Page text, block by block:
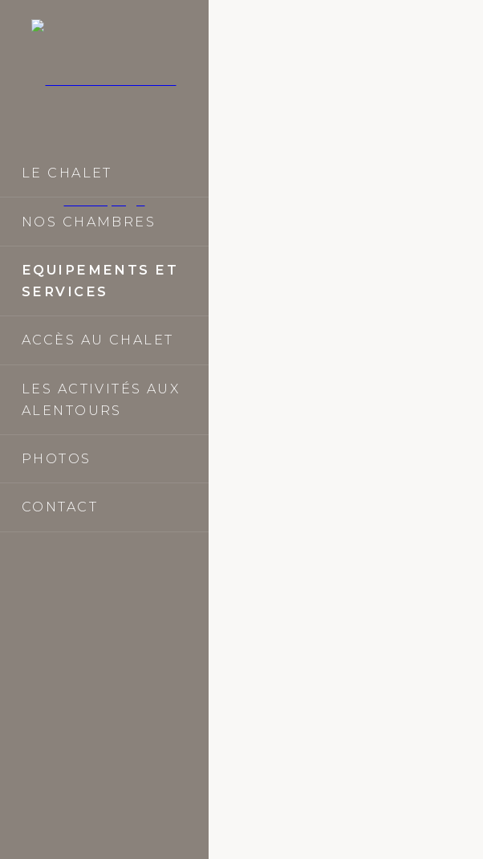
LE CHALET
NOS CHAMBRES
EQUIPEMENTS ET
SERVICES
ACCÈS AU CHALET
LES ACTIVITÉS AUX
ALENTOURS
PHOTOS
CONTACT